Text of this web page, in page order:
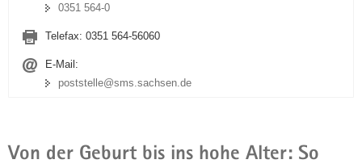
0351 564-0
Telefax: 0351 564-56060
E-Mail:
poststelle@sms.sachsen.de
Von der Geburt bis ins hohe Alter: So